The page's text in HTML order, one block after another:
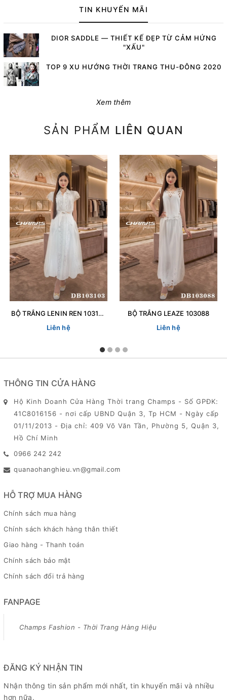
TIN KHUYẾN MÃI
DIOR SADDLE — THIẾT KẾ ĐẸP TỪ CẢM HỨNG
"XẤU"
TOP 9 XU HƯỚNG THỜI TRANG THU-ĐÔNG 2020
Xem thêm
SẢN PHẨM LIÊN QUAN
BỘ TRẮNG LENIN REN 103103
Liên hệ
BỘ TRẮNG LEAZE 103088
Liên hệ
THÔNG TIN CỬA HÀNG
Hộ Kinh Doanh Cửa Hàng Thời trang Champs - Số GPĐK:
41C8016156 - nơi cấp UBND Quận 3, Tp HCM - Ngày cấp
01/11/2013 - Địa chỉ: 409 Võ Văn Tần, Phường 5, Quận 3,
Hồ Chí Minh
0966 242 242
quanaohanghieu.vn@gmail.com
HỖ TRỢ MUA HÀNG
Chính sách mua hàng
Chính sách khách hàng thân thiết
Giao hàng - Thanh toán
Chính sách bảo mật
Chính sách đổi trả hàng
FANPAGE
Champs Fashion - Thời Trang Hàng Hiệu
ĐĂNG KÝ NHẬN TIN
Nhận thông tin sản phẩm mới nhất, tin khuyến mãi và nhiều
hơn nữa.